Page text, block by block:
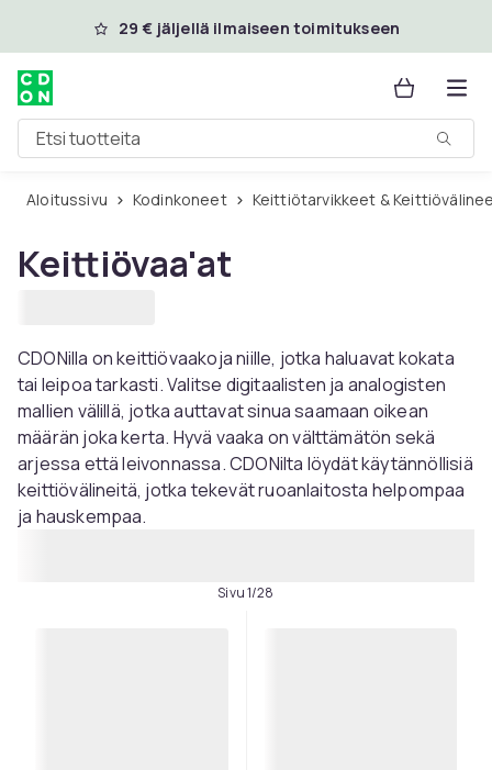
Ohita ja siirry pääsisältöön
29 € jäljellä ilmaiseen toimitukseen
Etsi tuotteita
Aloitussivu Kodinkoneet Keittiötarvikkeet &
Keittiövaa'at
CDONilla on keittiövaakoja niille, jotka haluavat kokata
tai leipoa tarkasti. Valitse digitaalisten ja analogisten
mallien välillä, jotka auttavat sinua saamaan oikean
määrän joka kerta. Hyvä vaaka on välttämätön sekä
arjessa että leivonnassa. CDONilta löydät käytännöllisiä
keittiövälineitä, jotka tekevät ruoanlaitosta helpompaa
ja hauskempaa.
Sivu 1/28